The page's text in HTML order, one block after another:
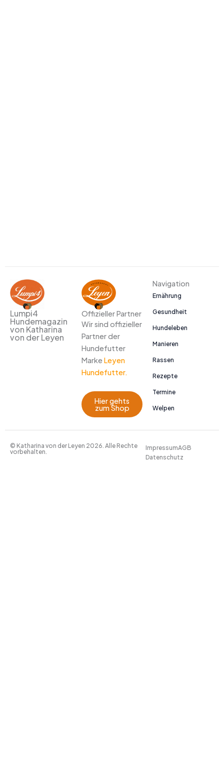
Lumpi4
Hundemagazin
von Katharina
von der Leyen
Offizieller Partner
Wir sind offizieller
Partner der
Hundefutter
Marke Leyen
Hundefutter.
Hier gehts
zum Shop
Navigation
Ernährung
Gesundheit
Hundeleben
Manieren
Rassen
Rezepte
Termine
Welpen
© Katharina von der Leyen 2026. Alle Rechte
vorbehalten.
ImpressumAGB
Datenschutz